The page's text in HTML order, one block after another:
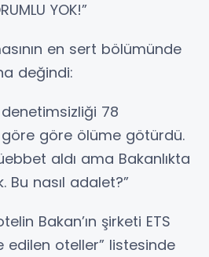
YOK!”
en sert bölümünde
değindi:
78
göre göre ölüme götürdü.
aldı ama Bakanlıkta
Bu nasıl adalet?”
Bakan’ın şirketi ETS
edilen oteller” listesinde